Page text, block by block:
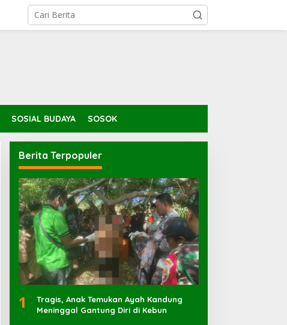
SOSIAL BUDAYA SOSOK
Berita Terpopuler
1
Tragis, Anak Temukan Ayah Kandung
Meninggal Gantung Diri di Kebun